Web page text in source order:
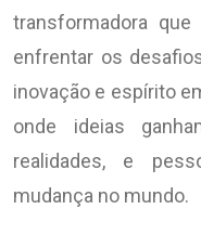
transformadora
enfrentar os
inovação e espírito
onde ideias
realidades, e
mudança no mundo.